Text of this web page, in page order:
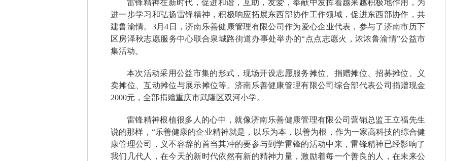
雷锋精神在新时代，促进和谐，互助，友爱，奉献中发挥着越来越积极地作用，为
进一步学习和弘扬雷锋精神，积极响应拓展东西部协作工作领域，促进东西部协作，共
建鲁渝情。3月4日，济南乐善健康管理有限公司作为爱心企业代表，参与了济南市历下
区房泽秋志愿服务中心联合泉城路街道办事处举办的“点点志愿火，浓浓鲁渝情”公益市
集活动。
本次活动采用公益市集的形式，现场开设志愿服务摊位、捐赠摊位、招募摊位、义
卖摊位、互动摊位与展示摊位等。济南乐善健康管理有限公司综合部代表公司捐赠现金
2000元，全部捐赠重庆市武隆区双河小学。
雷锋精神根植很多人的心中，就像济南乐善健康管理有限公司营销总监王立福先生
说的那样，“乐善健康的企业精神就是，以乐为本，以善为根，作为一家高科技的综合健
康管理公司，义不容辞的首当其冲的要参与到学雷锋的活动中来，雷锋精神已经影响了
我们几代人，在今天的新时代依然有新的精神力量，激励着每一个善良的人，在未来公